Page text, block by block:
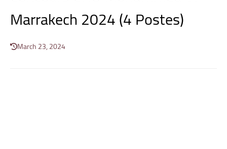
Marrakech 2024 (4 Postes)
March 23, 2024